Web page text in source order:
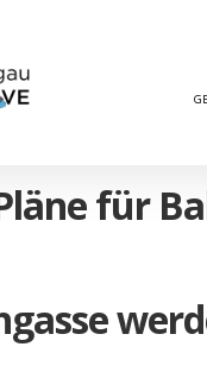
für